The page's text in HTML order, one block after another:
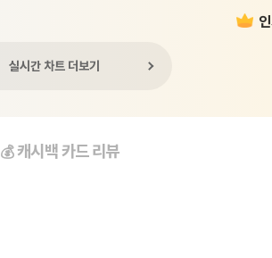
실시간 차트 더보기
💰캐시백 카드 리뷰